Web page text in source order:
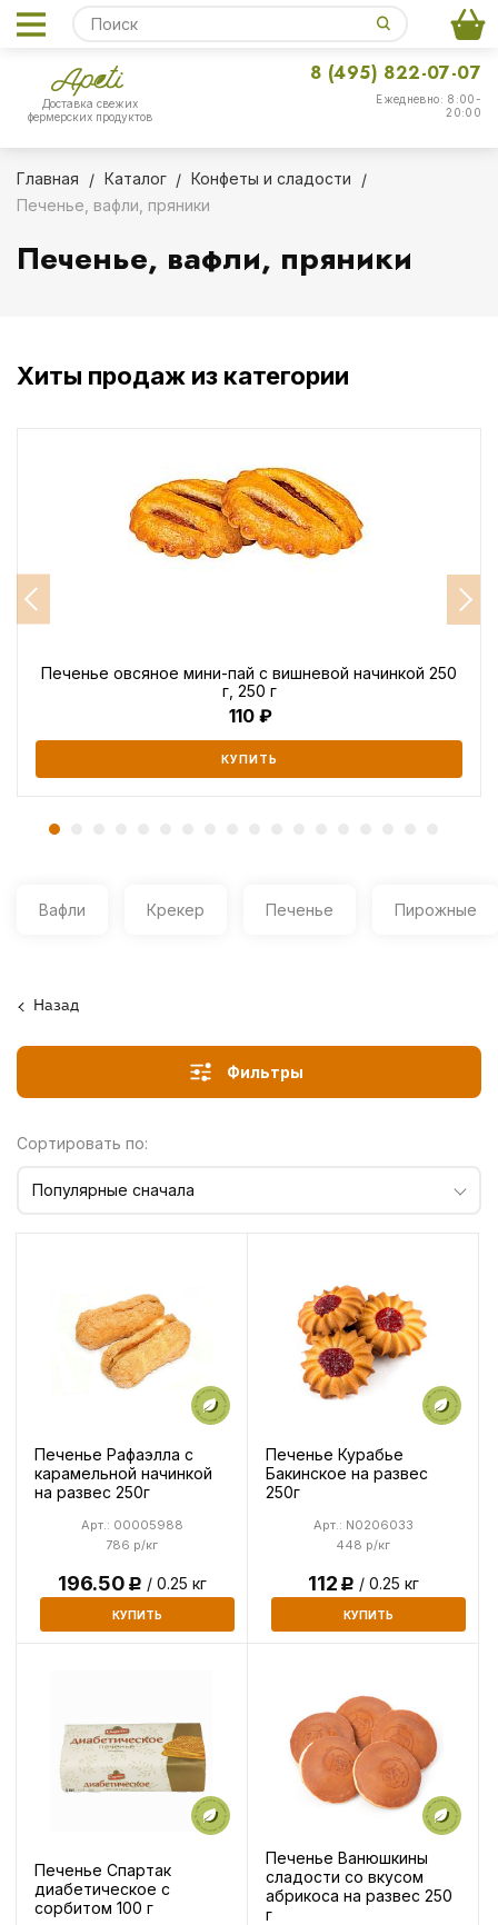
Доставка свежих
фермерских продуктов
Ежедневно: 8:00-
20:00
8 (495) 822-07-07
Главная Каталог
Конфеты и сладости
Печенье, вафли, пряники
Печенье, вафли, пряники
Хиты продаж из категории
Печенье овсяное мини-пай с вишневой начинкой 250
г, 250 г
110
КУПИТЬ
Вафли Крекер Печенье Пирожные
Назад
Фильтры
Сортировать по:
Популярные сначала
Печенье Рафаэлла с
карамельной начинкой
на развес 250г
786 р/кг
Арт.: 00005988
196.50Р / 0.25 кг
КУПИТЬ
Печенье Курабье
Бакинское на развес
250г
448 р/кг
Арт.: N0206033
112Р / 0.25 кг
КУПИТЬ
Печенье Спартак
диабетическое с
сорбитом 100 г
Печенье Ванюшкины
сладости со вкусом
абрикоса на развес 250
г